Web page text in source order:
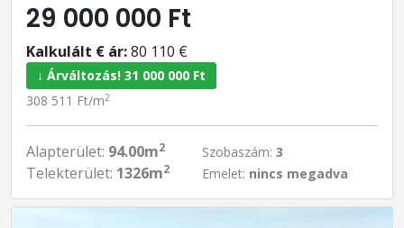
29 000 000 Ft
Kalkulált € ár:80 110 €
↓ Árváltozás! 31 000 000 Ft
308 511 Ft/m2
Alapterület: 94.00m2
Telekterület: 1326m2
Szobaszám: 3
Emelet: nincs megadva